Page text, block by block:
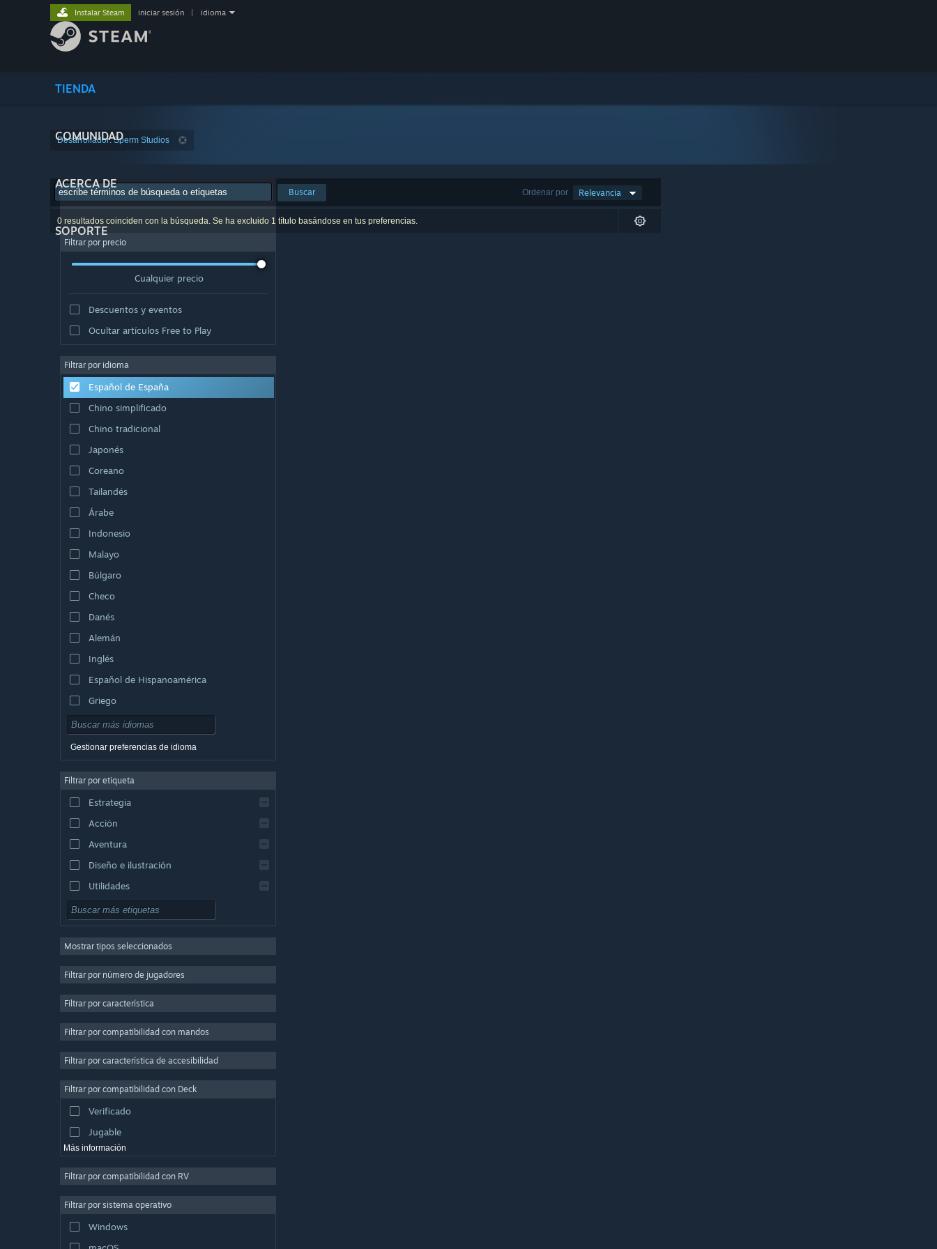
TIENDA
COMUNIDAD
ACERCA DE
SOPORTE
Instalar Steam iniciar sesión idioma
Desarrollador: Sperm Studios
Ordenar por Relevancia
Buscar
0 resultados coinciden con la búsqueda. Se ha excluido 1 título basándose en tus preferencias.
Filtrar por precio
Cualquier precio
Descuentos y eventos
Ocultar artículos Free to Play
Filtrar por idioma
Español de España
Chino simplificado
Chino tradicional
Japonés
Coreano
Tailandés
Árabe
Indonesio
Malayo
Búlgaro
Checo
Danés
Alemán
Inglés
Español de Hispanoamérica
Griego
Gestionar preferencias de idioma
Filtrar por etiqueta
Estrategia
Acción
Aventura
Diseño e ilustración
Utilidades
Free to Play
Multijugador masivo
Casuales
Simulación
Producción de vídeo
Edición fotográfica
Mostrar tipos seleccionados
Filtrar por número de jugadores
Filtrar por característica
Filtrar por compatibilidad con mandos
Filtrar por característica de accesibilidad
Filtrar por compatibilidad con Deck
Verificado
Jugable
Más información
Filtrar por compatibilidad con RV
Filtrar por sistema operativo
Windows